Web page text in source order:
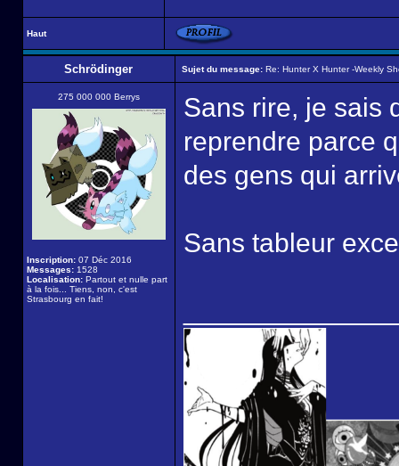
Haut
Schrödinger Sujet du message: Re: Hunter X Hunter -Weekly
275 000 000 Berrys
Inscription: 07 Déc 2016
Messages: 1528
Localisation: Partout et nulle part
à la fois... Tiens, non, c'est
Strasbourg en fait!
Sans rire, je sais
reprendre parce
des gens qui
Sans tableur